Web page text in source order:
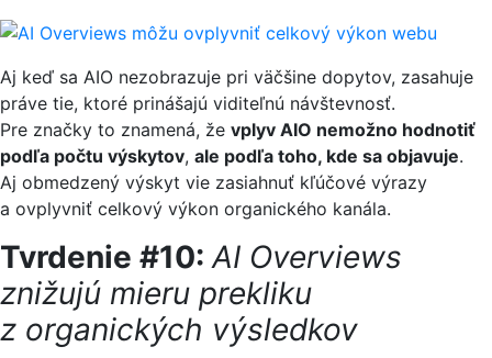
Aj keď sa AIO nezobrazuje pri väčšine dopytov, zasahuje
práve tie, ktoré prinášajú viditeľnú návštevnosť.
Pre značky to znamená, že vplyv AIO nemožno hodnotiť
podľa počtu výskytov, ale podľa toho, kde sa objavuje.
Aj obmedzený výskyt vie zasiahnuť kľúčové výrazy
a ovplyvniť celkový výkon organického kanála.
Tvrdenie #10:AI Overviews
znižujú mieru prekliku
z organických výsledkov